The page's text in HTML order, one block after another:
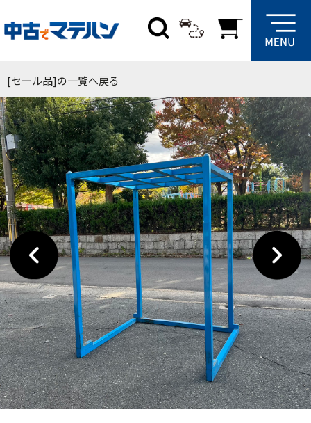
[セール品]の一覧へ戻る